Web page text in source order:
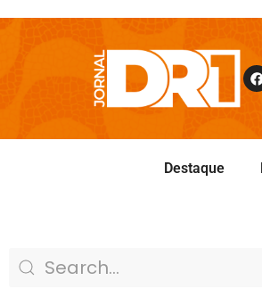
Destaque